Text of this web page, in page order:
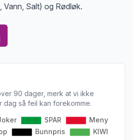
Vann, Salt) og Rødløk.
90 dager, merk at vi ikke
dag så feil kan forekomme.